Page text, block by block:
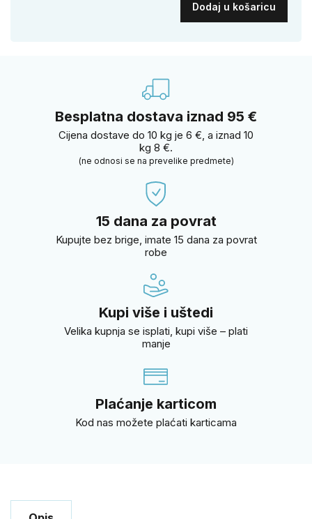
Dodaj u košaricu
Besplatna dostava iznad 95 €
Cijena dostave do 10 kg je 6 €, a iznad 10
kg 8 €.
(ne odnosi se na prevelike predmete)
15 dana za povrat
Kupujte bez brige, imate 15 dana za povrat
robe
Kupi više i uštedi
Velika kupnja se isplati, kupi više – plati
manje
Plaćanje karticom
Kod nas možete plaćati karticama